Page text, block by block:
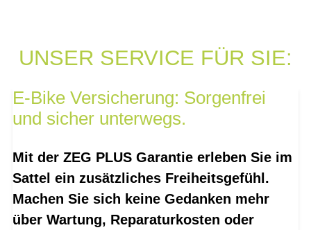
UNSER SERVICE FÜR SIE:
E-Bike Versicherung: Sorgenfrei
und sicher unterwegs.
Mit der ZEG PLUS Garantie erleben Sie im
Sattel ein zusätzliches Freiheitsgefühl.
Machen Sie sich keine Gedanken mehr
über Wartung, Reparaturkosten oder